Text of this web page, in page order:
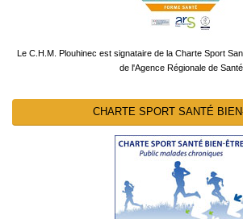
Le C.H.M. Plouhinec est signataire de la Charte Sport
de l'Agence Régionale de Santé
CHARTE SPORT SANTÉ